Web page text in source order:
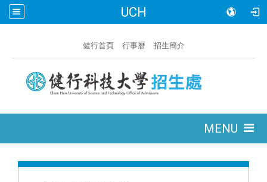
UCH
健行首頁 行事曆 招生簡介
MENU